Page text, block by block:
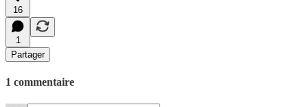
16
1
Partager
1 commentaire